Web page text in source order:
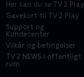
Her kan du se TV 2 Play
Gavekort til TV 2 Play
Support og
Kundecenter
Vilkår og betingelser
TV 2 NEWS i offentligt
rum